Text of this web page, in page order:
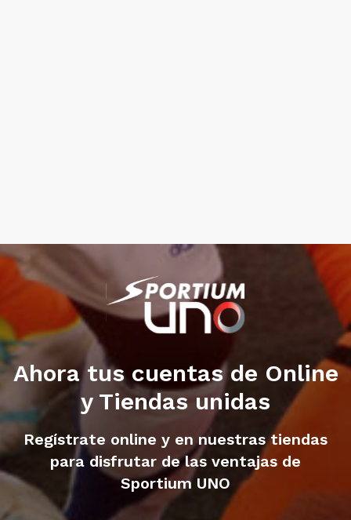
Ahora tus cuentas de Online
y Tiendas unidas
Regístrate online y en nuestras tiendas
para disfrutar de las ventajas de
Sportium UNO